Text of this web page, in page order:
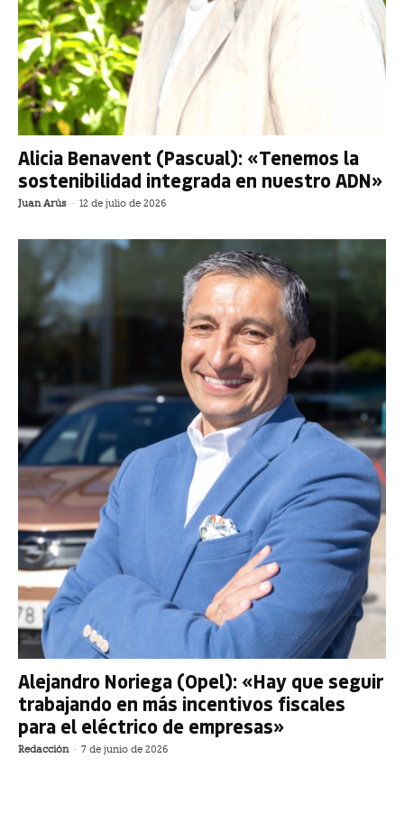
Alicia Benavent (Pascual): «Tenemos la
sostenibilidad integrada en nuestro ADN»
Juan Arús - 12 de julio de 2026
Alejandro Noriega (Opel): «Hay que seguir
trabajando en más incentivos fiscales
para el eléctrico de empresas»
Redacción - 7 de junio de 2026